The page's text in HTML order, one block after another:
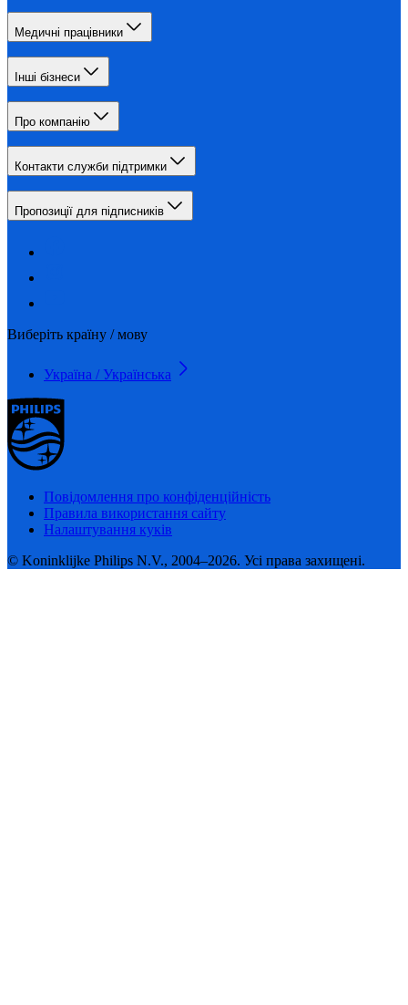
Медичні працівники
Інші бізнеси
Про компанію
Контакти служби підтримки
Пропозиції для підписників
Виберіть країну / мову
Україна / Українська
Повідомлення про конфіденційність
Правила використання сайту
Налаштування куків
© Koninklijke Philips N.V., 2004–2026. Усі права захищені.